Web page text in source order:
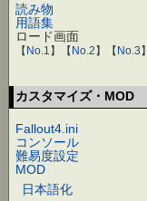
読み物
用語集
ロード画面
【No.1】【No.2】【No.3】
カスタマイズ・MOD
Fallout4.ini
コンソール
難易度設定
MOD
日本語化